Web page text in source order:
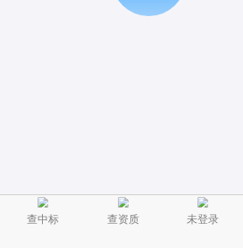
查中标 查资质 未登录